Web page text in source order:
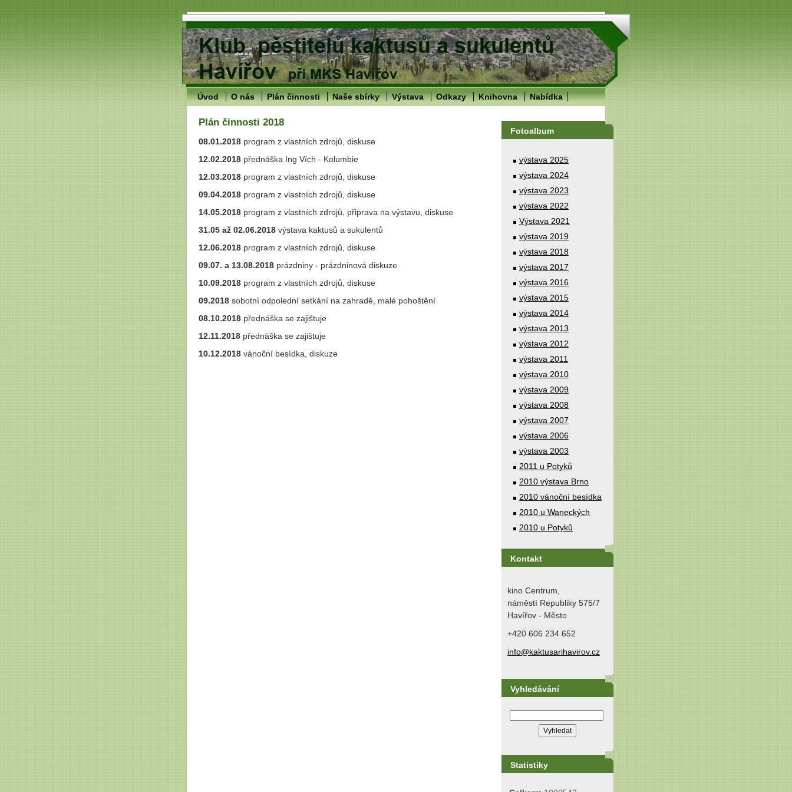
Úvod O nás Plán činnosti Naše sbírky Výstava Odkazy Knihovna Nabídka
Plán činnosti 2018
08.01.2018 program z vlastních zdrojů, diskuse
12.02.2018 přednáška Ing Vích - Kolumbie
12.03.2018 program z vlastních zdrojů, diskuse
09.04.2018 program z vlastních zdrojů, diskuse
14.05.2018 program z vlastních zdrojů, připrava na výstavu, diskuse
31.05 až 02.06.2018 výstava kaktusů a sukulentů
12.06.2018 program z vlastních zdrojů, diskuse
09.07. a 13.08.2018 prázdniny - prázdninová diskuze
10.09.2018 program z vlastních zdrojů, diskuse
09.2018 sobotní odpolední setkání na zahradě, malé pohoštění
08.10.2018 přednáška se zajištuje
12.11.2018 přednáška se zajištuje
10.12.2018 vánoční besídka, diskuze
Fotoalbum
výstava 2025
výstava 2024
výstava 2023
výstava 2022
Výstava 2021
výstava 2019
výstava 2018
výstava 2017
výstava 2016
výstava 2015
výstava 2014
výstava 2013
výstava 2012
výstava 2011
výstava 2010
výstava 2009
výstava 2008
výstava 2007
výstava 2006
výstava 2003
2011 u Potyků
2010 výstava Brno
2010 vánoční besídka
2010 u Waneckých
2010 u Potyků
Kontakt
kino Centrum,
náměstí Republiky 575/7
Havířov - Město
+420 606 234 652
info@kaktusarihavirov.cz
Vyhledávání
Statistiky